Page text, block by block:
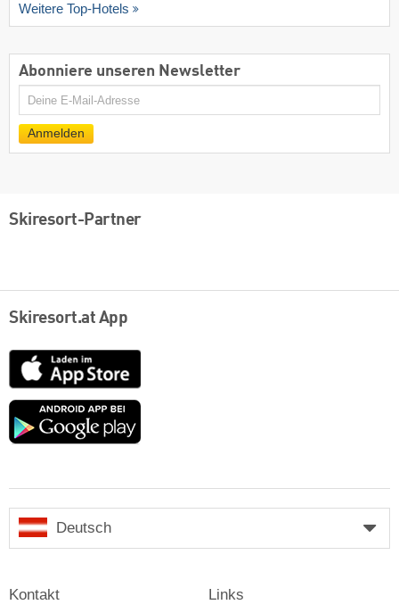
Weitere Top-Hotels
Abonniere unseren Newsletter
E-
Mail
Anmelden
Skiresort-Partner
Skiresort.at App
App
Store
Google
Deutsch
Kontakt Links